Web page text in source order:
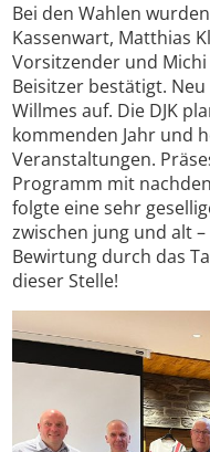
Bei den Wahlen
Kassenwart, Matthias
Vorsitzender und Michi
Beisitzer bestätigt.
Willmes auf. Die DJK
kommenden Jahr und
Veranstaltungen.
Programm mit
folgte eine sehr
zwischen jung und alt
Bewirtung durch das
dieser Stelle!